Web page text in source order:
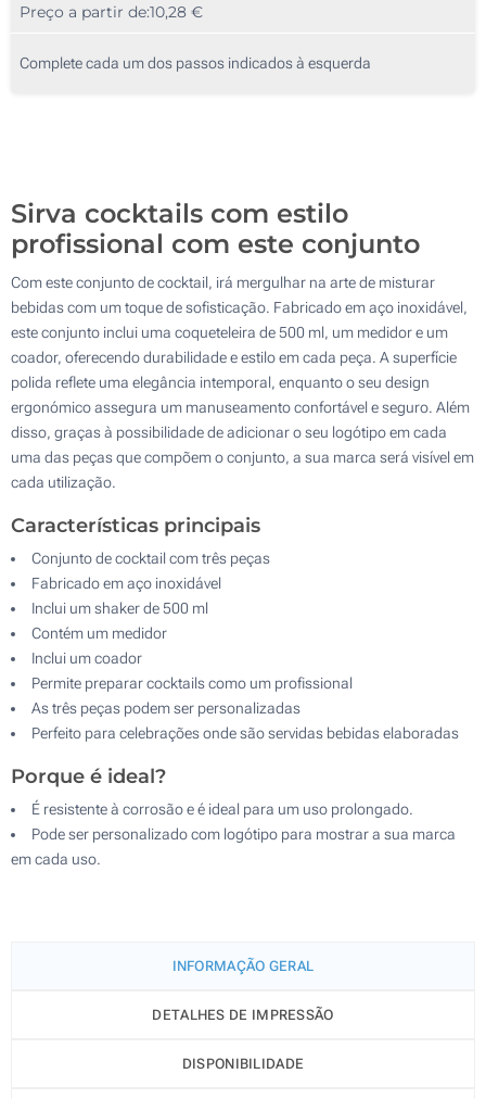
10
25
Preço a partir de:10,28 €
Complete cada um dos passos indicados à esquerda
Sirva cocktails com estilo
profissional com este conjunto
Com este conjunto de cocktail, irá mergulhar na arte de misturar
bebidas com um toque de sofisticação. Fabricado em aço inoxidável,
este conjunto inclui uma coqueteleira de 500 ml, um medidor e um
coador, oferecendo durabilidade e estilo em cada peça. A superfície
polida reflete uma elegância intemporal, enquanto o seu design
ergonómico assegura um manuseamento confortável e seguro. Além
disso, graças à possibilidade de adicionar o seu logótipo em cada
uma das peças que compõem o conjunto, a sua marca será visível em
cada utilização.
Características principais
Conjunto de cocktail com três peças
Fabricado em aço inoxidável
Inclui um shaker de 500 ml
Contém um medidor
Inclui um coador
Permite preparar cocktails como um profissional
As três peças podem ser personalizadas
Perfeito para celebrações onde são servidas bebidas elaboradas
Porque é ideal?
É resistente à corrosão e é ideal para um uso prolongado.
Pode ser personalizado com logótipo para mostrar a sua marca
em cada uso.
INFORMAÇÃO GERAL
DETALHES DE IMPRESSÃO
DISPONIBILIDADE